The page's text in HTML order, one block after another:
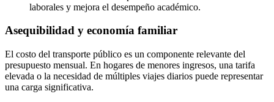
laborales y mejora el desempeño académico.
Asequibilidad y economía familiar
El costo del transporte público es un componente relevante del
presupuesto mensual. En hogares de menores ingresos, una tarifa
elevada o la necesidad de múltiples viajes diarios puede representar
una carga significativa.